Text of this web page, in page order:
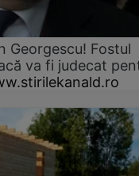
Georgescu! Fostul
va fi judecat